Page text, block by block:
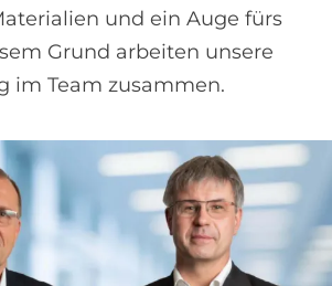
und ein Auge fürs
Grund arbeiten unsere
im Team zusammen.